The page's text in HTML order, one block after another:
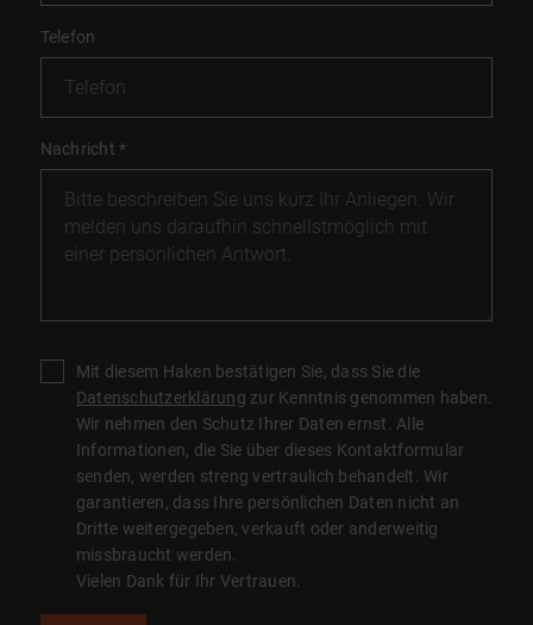
Telefon
Nachricht*
Mit diesem Haken bestätigen Sie, dass Sie die
Datenschutzerklärung zur Kenntnis genommen haben.
Wir nehmen den Schutz Ihrer Daten ernst. Alle
Informationen, die Sie über dieses Kontaktformular
senden, werden streng vertraulich behandelt. Wir
garantieren, dass Ihre persönlichen Daten nicht an
Dritte weitergegeben, verkauft oder anderweitig
missbraucht werden.
Vielen Dank für Ihr Vertrauen.